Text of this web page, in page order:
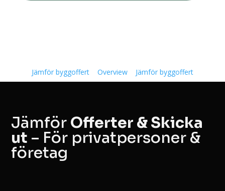
Jämför byggoffert Overview Jämför byggoffert
Jämför Offerter & Skicka
ut – För privatpersoner &
företag